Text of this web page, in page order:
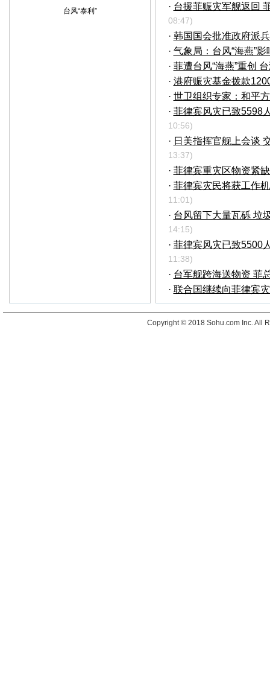
台风“泰利”
· 台援菲赈灾军舰返回
08:47)
· 韩国国会批准政府派
· 气象局：台风“海燕”
· 菲遭台风“海燕”重创
· 港府赈灾基金拨款
· 世卫组织专家：和平
· 菲律宾风灾已致5598
10:56)
· 日美指挥官舰上会谈
13:37)
· 菲律宾重灾区物资紧
· 菲律宾灾民将获工作
11:01)
· 台风留下大量瓦砾 垃
14:15)
· 菲律宾风灾已致5500
11:38)
· 台军舰跨海送物资 菲
· 联合国继续向菲律宾
Copyright © 2018 Sohu.com Inc. All